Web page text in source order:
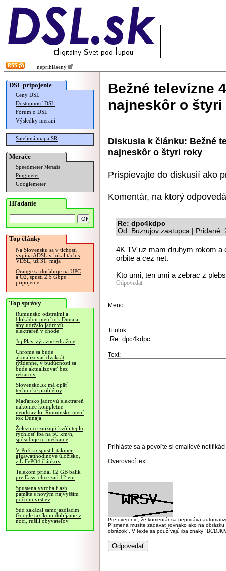
neprihlásený
DSL pripojenie
Ceny DSL
Dostupnosť DSL
Fórum o DSL
Výsledky meraní
Satelitná mapa SR
Merače
Speedmeter Merania
Pingmeter
Googlemeter
Hľadanie
Top články
Na Slovensku sa v tichosti
vypína ADSL v lokalitách s
VDSL, už 31. mája
Orange sa doťahuje na UPC
a O2, spustí 2.5 Gbps
pripojenie
Top správy
Rumunsko odstrelmi a
blokádou mení tok Dunaja,
aby udržalo jadrovú
elektráreň v chode
Joj Play výrazne zdražuje
Chrome sa bude
aktualizovať dvakrát
týždenne, v budúcnosti sa
bude aktualizovať bez
reštartov
Slovensko.sk má opäť
technické problémy
Maďarsko jadrovú elektráreň
nakoniec kompletne
neodstavilo, Rumunsko mení
tok Dunaja
Železnice znižujú kvôli teplu
rýchlosť iba na 50 km/h,
spôsobuje to meškanie
V Poľsku spustili takmer
gigawatthodinové úložisko,
z LiFePO4 článkov
Telekom pridal 12 GB balík
pre Easy, chce zaň 12 eur
Spustená výroba flash
pamäte s novým najvyšším
počtom vrstiev
Súd zakázal samojazdiacim
Google taxíkom dobíjanie v
noci, rušili obyvateľov
Bežné televízne
najneskôr o
Diskusia k článku: Bežné
najneskôr o štyri roky
Prispievajte do diskusií ako
Komentár, na ktorý
Re: dpc4kdpc
Od: Buzrujov zastupca | Pridané:
4K TV uz mam druhym rokom a
orbite a cez net.
Kto umi, ten umi a zebrac z
Odpovedať
Meno:
Titulok:
Text:
Prihláste sa a povoľte si emailové
Overovací text:
Pre overenie, že komentár sa nepridáva
Písmená musíte zadávať rovnako ako na
obrázok". V texte sa používajú iba znaky